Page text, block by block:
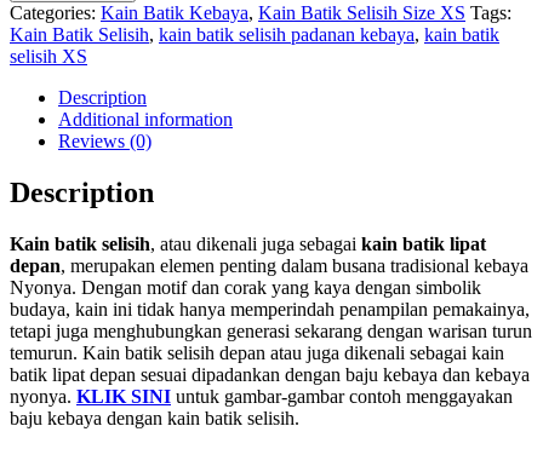
Categories: Kain Batik Kebaya, Kain Batik Selisih Size XS Tags:
Kain Batik Selisih, kain batik selisih padanan kebaya, kain batik
selisih XS
Description
Additional information
Reviews (0)
Description
Kain batik selisih, atau dikenali juga sebagai kain batik lipat
depan, merupakan elemen penting dalam busana tradisional kebaya
Nyonya. Dengan motif dan corak yang kaya dengan simbolik
budaya, kain ini tidak hanya memperindah penampilan pemakainya,
tetapi juga menghubungkan generasi sekarang dengan warisan turun
temurun. Kain batik selisih depan atau juga dikenali sebagai kain
batik lipat depan sesuai dipadankan dengan baju kebaya dan kebaya
nyonya. KLIK SINI untuk gambar-gambar contoh menggayakan
baju kebaya dengan kain batik selisih.